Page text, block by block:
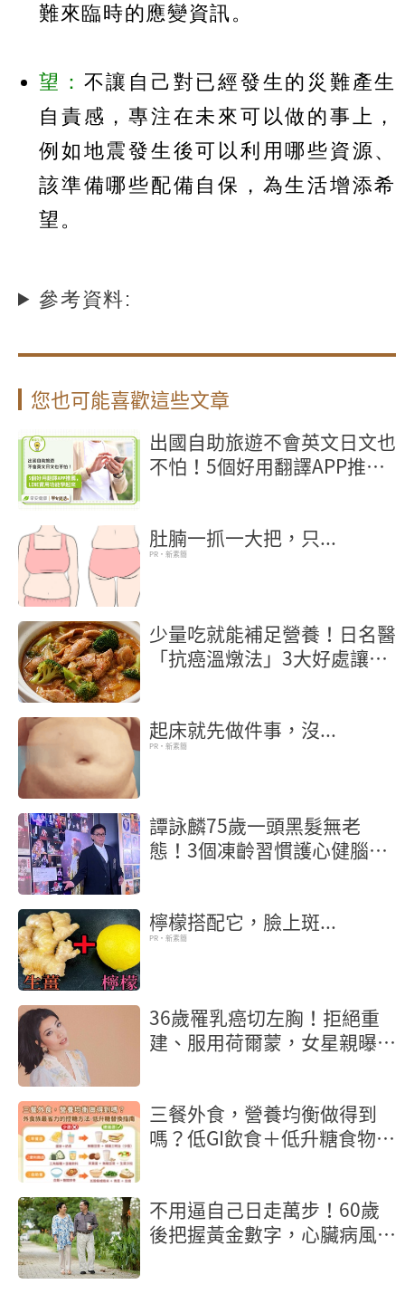
難來臨時的應變資訊。
望： 不讓自己對已經發生的災難產生
自責感，專注在未來可以做的事上，
例如地震發生後可以利用哪些資源、
該準備哪些配備自保，為生活增添希
望。
參考資料:
您也可能喜歡這些文章
出國自助旅遊不會英文日文也
不怕！5個好用翻譯APP推
肚腩一抓一大把，只...
PR・新素簡
少量吃就能補足營養！日名醫
「抗癌溫燉法」3大好處讓癌
起床就先做件事，沒...
PR・新素簡
譚詠麟75歲一頭黑髮無老
態！3個凍齡習慣護心健腦保
檸檬搭配它，臉上斑...
PR・新素簡
36歲罹乳癌切左胸！拒絕重
建、服用荷爾蒙，女星親曝抗
三餐外食，營養均衡做得到
嗎？低GI飲食＋低升糖食物，
不用逼自己日走萬步！60歲
後把握黃金數字，心臟病風險